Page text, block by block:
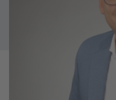
Kostenloses